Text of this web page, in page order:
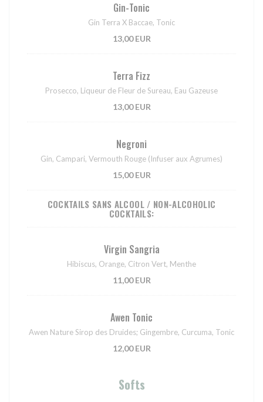
Gin-Tonic
Gin Terra X Baccae, Tonic
13,00 EUR
Terra Fizz
Prosecco, Liqueur de Fleur de Sureau, Eau Gazeuse
13,00 EUR
Negroni
Gin, Campari, Vermouth Rouge (Infuser aux Agrumes)
15,00 EUR
COCKTAILS SANS ALCOOL / NON-ALCOHOLIC
COCKTAILS:
Virgin Sangria
Hibiscus, Orange, Citron Vert, Menthe
11,00 EUR
Awen Tonic
Awen Nature Sirop des Druides; Gingembre, Curcuma, Tonic
12,00 EUR
Softs